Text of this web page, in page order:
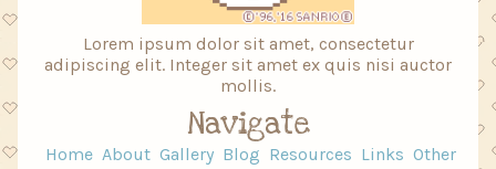
Lorem ipsum dolor sit amet, consectetur
adipiscing elit. Integer sit amet ex quis nisi auctor
mollis.
Navigate
Home About Gallery Blog Resources Links Other